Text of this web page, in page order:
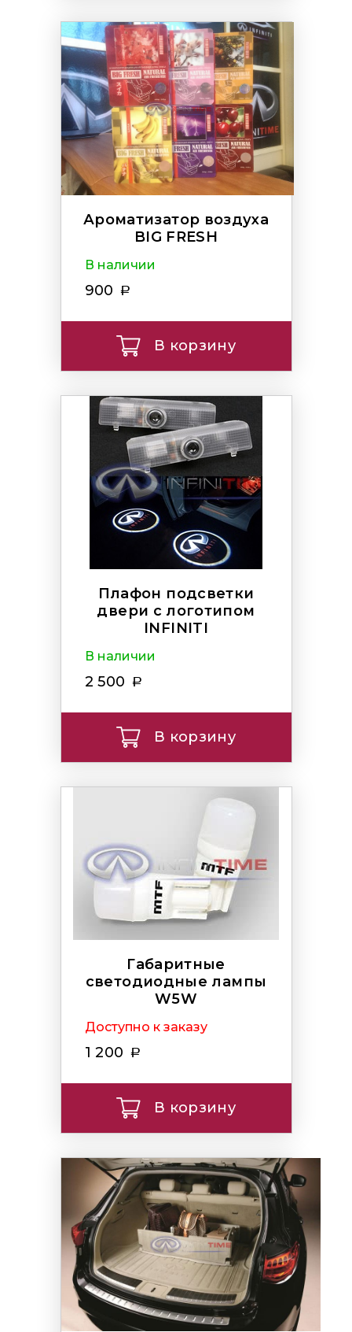
Ароматизатор воздуха
BIG FRESH
В наличии
900
В корзину
Плафон подсветки
двери с логотипом
INFINITI
В наличии
2 500
В корзину
Габаритные
светодиодные лампы
W5W
Доступно к заказу
1 200
В корзину